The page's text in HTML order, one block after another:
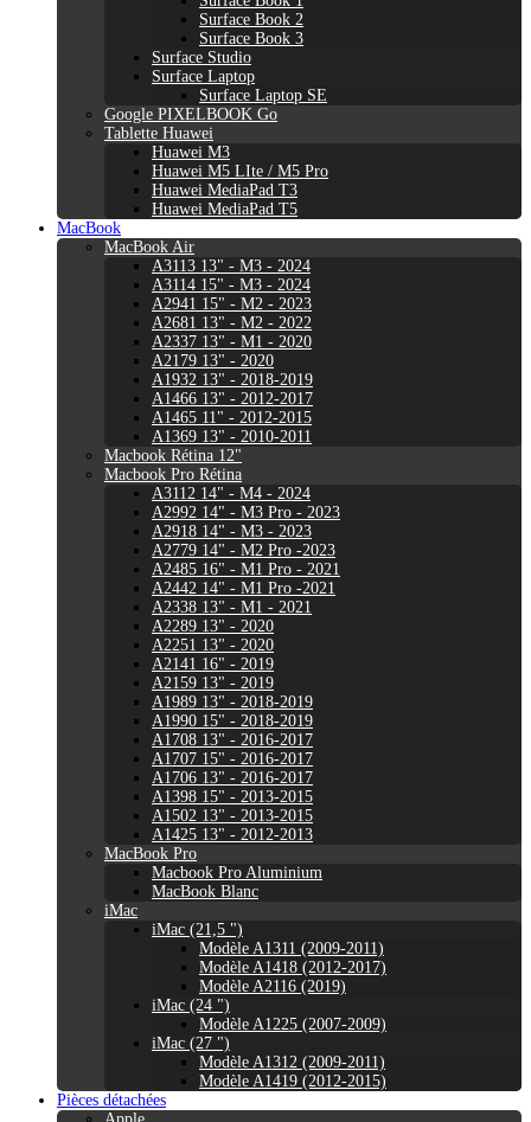
Surface Book 2
Surface Book 3
Surface Studio
Surface Laptop
Surface Laptop SE
Google PIXELBOOK Go
Tablette Huawei
Huawei M3
Huawei M5 LIte / M5 Pro
Huawei MediaPad T3
Huawei MediaPad T5
MacBook
MacBook Air
A3113 13" - M3 - 2024
A3114 15" - M3 - 2024
A2941 15" - M2 - 2023
A2681 13" - M2 - 2022
A2337 13" - M1 - 2020
A2179 13" - 2020
A1932 13" - 2018-2019
A1466 13" - 2012-2017
A1465 11" - 2012-2015
A1369 13" - 2010-2011
Macbook Rétina 12"
Macbook Pro Rétina
A3112 14" - M4 - 2024
A2992 14" - M3 Pro - 2023
A2918 14" - M3 - 2023
A2779 14" - M2 Pro -2023
A2485 16" - M1 Pro - 2021
A2442 14" - M1 Pro -2021
A2338 13" - M1 - 2021
A2289 13" - 2020
A2251 13" - 2020
A2141 16" - 2019
A2159 13" - 2019
A1989 13" - 2018-2019
A1990 15" - 2018-2019
A1708 13" - 2016-2017
A1707 15" - 2016-2017
A1706 13" - 2016-2017
A1398 15" - 2013-2015
A1502 13" - 2013-2015
A1425 13" - 2012-2013
MacBook Pro
Macbook Pro Aluminium
MacBook Blanc
iMac
iMac (21,5 ")
Modèle A1311 (2009-2011)
Modèle A1418 (2012-2017)
Modèle A2116 (2019)
iMac (24 ")
Modèle A1225 (2007-2009)
iMac (27 ")
Modèle A1312 (2009-2011)
Modèle A1419 (2012-2015)
Pièces détachées